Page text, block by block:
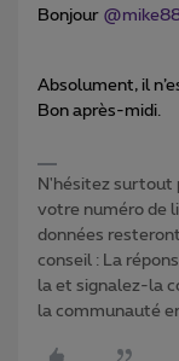
Bonjour
Absolument, il
Bon après-midi.
N'hésitez surtout
votre numéro de
données
conseil : La
la et signalez-la
la communauté